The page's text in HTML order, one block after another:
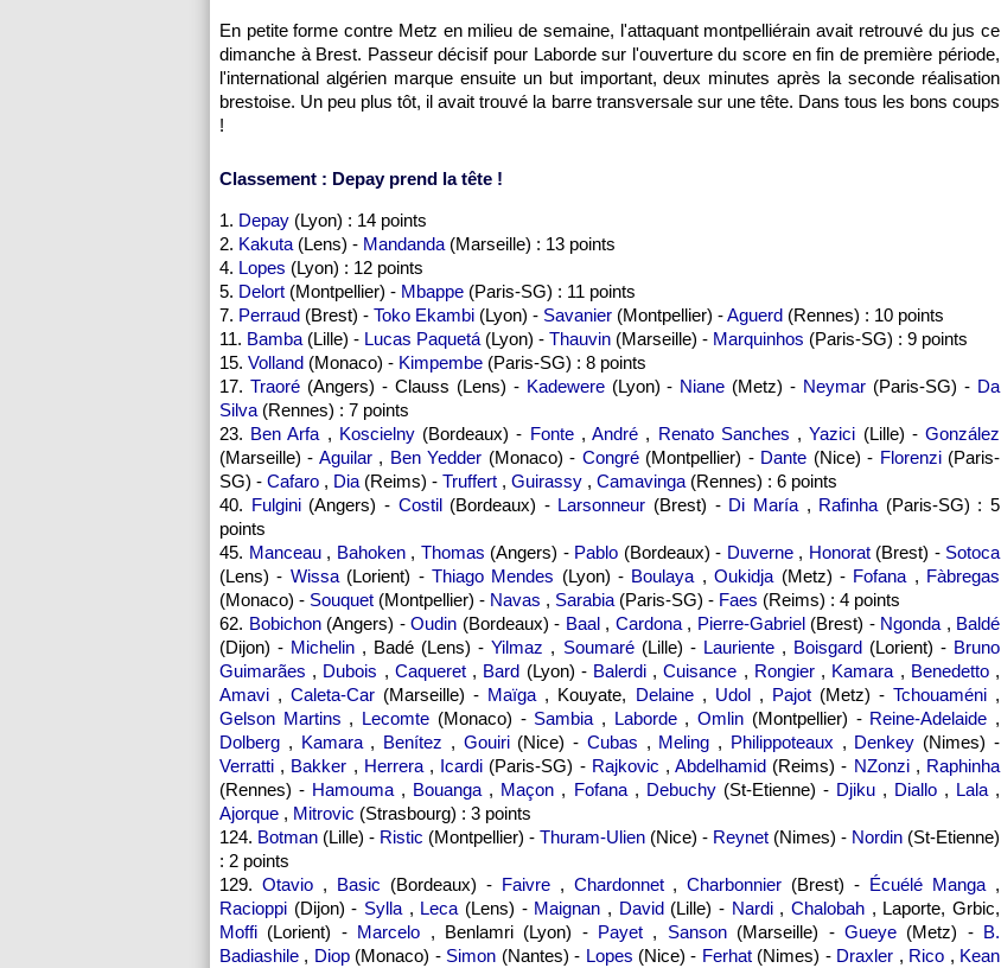
En petite forme contre Metz en milieu de semaine, l'attaquant montpelliérain avait retrouvé du jus ce
dimanche à Brest. Passeur décisif pour Laborde sur l'ouverture du score en fin de première période,
l'international algérien marque ensuite un but important, deux minutes après la seconde réalisation
brestoise. Un peu plus tôt, il avait trouvé la barre transversale sur une tête. Dans tous les bons coups
!
Classement : Depay prend la tête !
1. Depay (Lyon) : 14 points
2. Kakuta (Lens) - Mandanda (Marseille) : 13 points
4. Lopes (Lyon) : 12 points
5. Delort (Montpellier) - Mbappe (Paris-SG) : 11 points
7. Perraud (Brest) - Toko Ekambi (Lyon) - Savanier (Montpellier) -Aguerd (Rennes) : 10 points
11. Bamba (Lille) - Lucas Paquetá (Lyon) - Thauvin (Marseille) - Marquinhos (Paris-SG) : 9 points
15. Volland (Monaco) - Kimpembe (Paris-SG) : 8 points
17. Traoré(Angers) - Clauss (Lens) - Kadewere(Lyon) - Niane (Metz) - Neymar (Paris-SG) - Da
Silva (Rennes) : 7 points
23. Ben Arfa , Koscielny(Bordeaux) - Fonte,André , Renato Sanches ,Yazici (Lille) -González
(Marseille) - Aguilar, Ben Yedder (Monaco) - Congré(Montpellier) - Dante (Nice) - Florenzi(Paris-
SG) - Cafaro , Dia (Reims) - Truffert , Guirassy , Camavinga (Rennes) : 6 points
40. Fulgini(Angers) - Costil(Bordeaux) - Larsonneur (Brest) - Di María, Rafinha (Paris-SG) : 5
points
45. Manceau, Bahoken, Thomas (Angers) - Pablo (Bordeaux) - Duverne, Honorat(Brest) - Sotoca
(Lens) - Wissa(Lorient) - Thiago Mendes (Lyon) - Boulaya ,Oukidja (Metz) - Fofana , Fàbregas
(Monaco) - Souquet (Montpellier) - Navas , Sarabia (Paris-SG) - Faes (Reims) : 4 points
62. Bobichon(Angers) - Oudin (Bordeaux) - Baal, Cardona, Pierre-Gabriel(Brest) - Ngonda , Baldé
(Dijon) - Michelin , Badé (Lens) -Yilmaz , Soumaré(Lille) - Lauriente, Boisgard(Lorient) - Bruno
Guimarães , Dubois , Caqueret, Bard (Lyon) - Balerdi ,Cuisance , Rongier, Kamara , Benedetto,
Amavi ,Caleta-Car (Marseille) - Maïga , Kouyate, Delaine, Udol, Pajot(Metz) - Tchouaméni,
Gelson Martins , Lecomte (Monaco) - Sambia , Laborde,Omlin (Montpellier) - Reine-Adelaide ,
Dolberg , Kamara, Benítez , Gouiri(Nice) - Cubas , Meling , Philippoteaux , Denkey (Nimes) -
Verratti , Bakker , Herrera, Icardi (Paris-SG) - Rajkovic ,Abdelhamid (Reims) - NZonzi, Raphinha
(Rennes) - Hamouma , Bouanga , Maçon , Fofana, Debuchy(St-Etienne) - Djiku, Diallo, Lala ,
Ajorque , Mitrovic (Strasbourg) : 3 points
124. Botman (Lille) - Ristic (Montpellier) - Thuram-Ulien (Nice) - Reynet (Nimes) - Nordin (St-Etienne)
: 2 points
129. Otavio, Basic (Bordeaux) - Faivre, Chardonnet,Charbonnier (Brest) - Écuélé Manga ,
Racioppi (Dijon) - Sylla , Leca (Lens) - Maignan , David(Lille) - Nardi,Chalobah , Laporte, Grbic,
Moffi (Lorient) - Marcelo , Benlamri (Lyon) - Payet , Sanson(Marseille) - Gueye(Metz) - B.
Badiashile , Diop(Monaco) - Simon (Nantes) - Lopes (Nice) - Ferhat(Nimes) - Draxler , Rico , Kean